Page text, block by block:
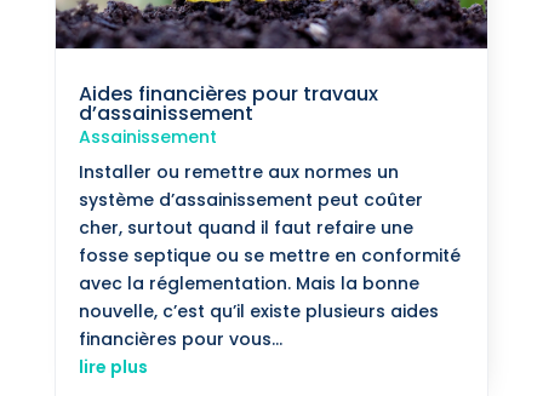
Aides financières pour travaux
d’assainissement
Assainissement
Installer ou remettre aux normes un
système d’assainissement peut coûter
cher, surtout quand il faut refaire une
fosse septique ou se mettre en conformité
avec la réglementation. Mais la bonne
nouvelle, c’est qu’il existe plusieurs aides
financières pour vous...
lire plus